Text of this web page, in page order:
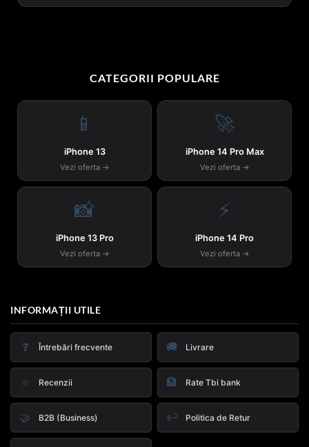
CATEGORII POPULARE
📱
iPhone 13
Vezi oferta →
🚀
iPhone 14 Pro Max
Vezi oferta →
📸
iPhone 13 Pro
Vezi oferta →
⚡
iPhone 14 Pro
Vezi oferta →
INFORMAȚII UTILE
❓ Întrebări frecvente 🚚 Livrare
⭐ Recenzii 🏦 Rate Tbi bank
🤝 B2B (Business) ↩️ Politica de Retur